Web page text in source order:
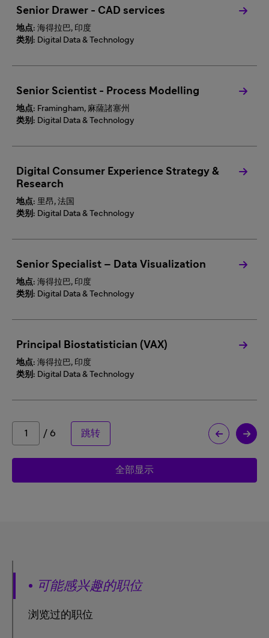
Senior Drawer - CAD services
地点: 海得拉巴, 印度
类别: Digital Data & Technology
Senior Scientist - Process Modelling
地点: Framingham, 麻薩諸塞州
类别: Digital Data & Technology
Digital Consumer Experience Strategy &
Research
地点: 里昂, 法国
类别: Digital Data & Technology
Senior Specialist – Data Visualization
地点: 海得拉巴, 印度
类别: Digital Data & Technology
Principal Biostatistician (VAX)
地点: 海得拉巴, 印度
类别: Digital Data & Technology
/ 6 跳转
全部显示
可能感兴趣的职位
浏览过的职位